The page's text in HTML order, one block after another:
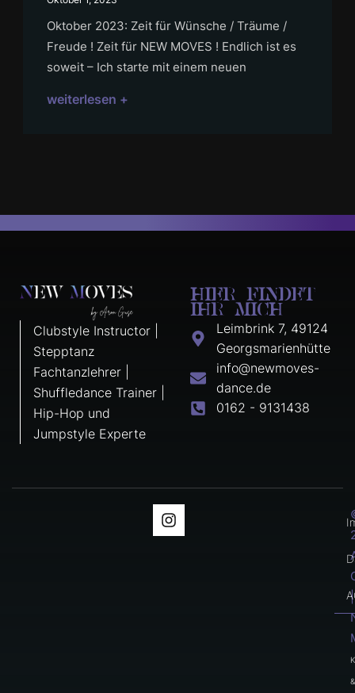
Oktober 2023: Zeit für Wünsche / Träume /
Freude ! Zeit für NEW MOVES ! Endlich ist es
soweit – Ich starte mit einem neuen
weiterlesen +
Clubstyle Instructor |
Stepptanz
Fachtanzlehrer |
Shuffledance Trainer |
Hip-Hop und
Jumpstyle Experte
HIER FINDET
IHR MICH
Leimbrink 7, 49124
Georgsmarienhütte
info@newmoves-
dance.de
0162 - 9131438
I
n
|